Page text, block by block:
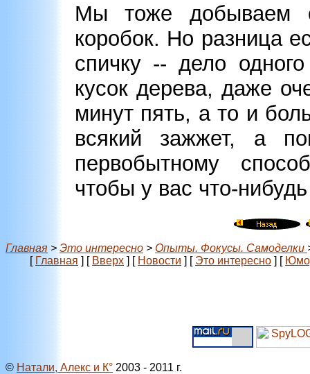
Мы тоже добываем
коробок. Но разница
спичку -- дело
кусок дерева, даже
минут пять, а то и
всякий зажжет, а
первобытному
чтобы у вас что-
Главная > Это интересно > Опыты. Фокусы. Самоделки
[ Главная ] [ Вверх ] [ Новости ] [ Это интересно ] [
© Натали, Алекс и К° 2003 - 2011 г.